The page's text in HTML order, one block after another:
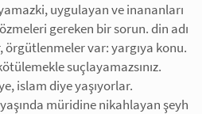
uygulayan ve inananları
gereken bir sorun. din adı
örgütlenmeler var: yargıya konu.
suçlayamazsınız.
islam diye yaşıyorlar.
yaşında müridine nikahlayan şeyh